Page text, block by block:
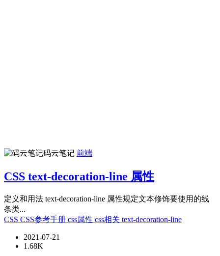
码云笔记 前端
CSS text-decoration-line 属性
定义和用法 text-decoration-line 属性规定文本修饰要使用的线
条类...
CSS CSS参考手册 css属性 css相关 text-decoration-line
2021-07-21
1.68K